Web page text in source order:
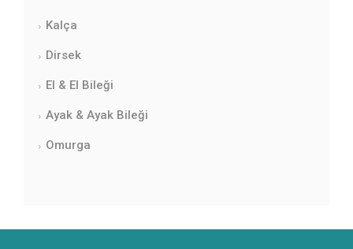
Kalça
Dirsek
El & El Bileği
Ayak & Ayak Bileği
Omurga